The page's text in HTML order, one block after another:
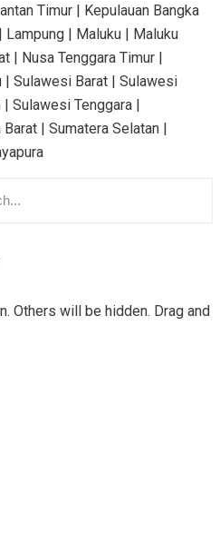
Timur | Kepulauan Bangka
Lampung | Maluku | Maluku
| Nusa Tenggara Timur |
| Sulawesi Barat | Sulawesi
Sulawesi Tenggara |
| Sumatera Selatan |
Others will be hidden. Drag and